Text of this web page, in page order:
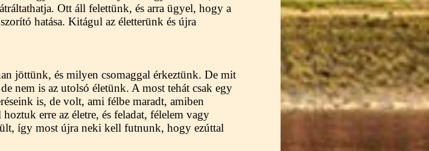
Ott áll felettünk, és arra ügyel, hogy a
hatása. Kitágul az életterünk és újra
jöttünk, és milyen csomaggal érkeztünk. De mit
nem is az utolsó életünk. A most tehát csak egy
is, de volt, ami félbe maradt, amiben
erre az életre, és feladat, félelem vagy
így most újra neki kell futnunk, hogy ezúttal